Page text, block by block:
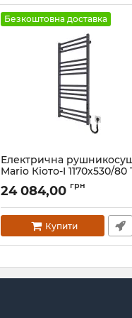
Безкоштовна доставка
Електрична
Mario Кіото-I 1170х530/80
Артикул:2.2.2201.03.P-GR
24 084,00 грн
Купити